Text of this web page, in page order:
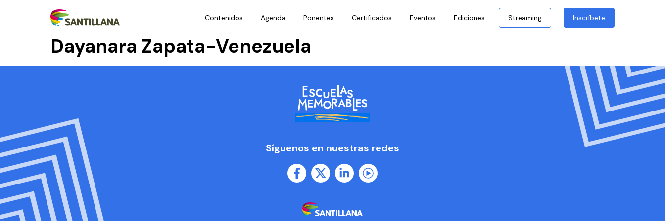
Contenidos Agenda Ponentes Certificados Eventos Ediciones Streaming Inscríbete
Dayanara Zapata-Venezuela
Síguenos en nuestras redes